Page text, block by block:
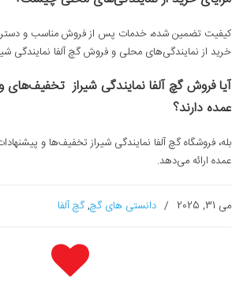
کیفیت تضمین شده، خدمات پس از فروش مناسب و
خرید از نمایندگی‌های محلی و فروش گچ آلفا نمایندگی
آیا فروش گچ آلفا نمایندگی‌ شیراز تخفیف‌های
عمده دارند؟
بله، فروشگاه گچ آلفا نمایندگی شیراز تخفیف‌ها و
عمده ارائه می‌دهد.
می 31, 2025 / دانستی های گچ,گچ آلفا